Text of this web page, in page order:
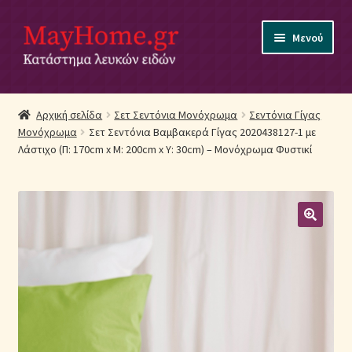
Απευθείας
μετάβαση
στην
Μετάβαση
σε
περιεχόμενο
Μενού
Αρχική
Ακύρωση Παραγγελίας
Επιστροφές Προϊόντων
Αρχική σελίδα Σετ Σεντόνια Μονόχρωμα
Σεντόνια Γίγας
Μονόχρωμα
Σετ Σεντόνια Βαμβακερά Γίγας 2020438127-1 με
Λάστιχο (Π: 170cm x Μ: 200cm x Υ: 30cm) – Μονόχρωμα Φυστικί